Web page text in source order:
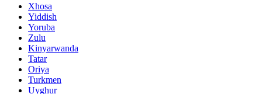
Xhosa
Yiddish
Yoruba
Zulu
Kinyarwanda
Tatar
Oriya
Turkmen
Uyghur